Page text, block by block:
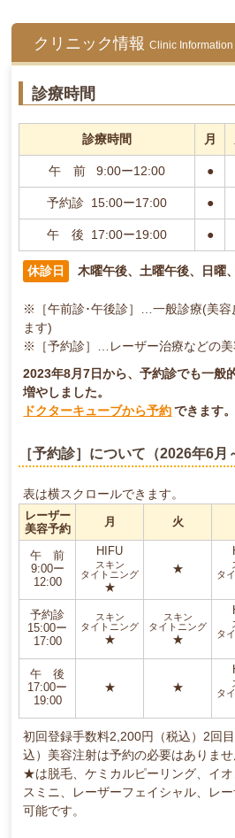
クリニック情報Clinic Information
診療時間
診療時間 月
午 前 9:00ー12:00 ●
予約診 15:00ー17:00 ●
午 後 17:00ー19:00 ●
休診日 木曜午後、土曜午後、日曜
※［午前診･午後診］…一般診療(美容
ます)
※［予約診］…レーザー治療などの美
2023年8月7日から、予約診でも一般
増やしました。
ドクターキューブから予約できます。
［予約診］について（2026年6月
表は横スクロールできます。
レーザー
美容予約
月 火
午 前
9:00ー
12:00
HIFU
スキン
タイトニング
★
★
タ
予約診
15:00ー
17:00
スキン
タイトニング
★
スキン
タイトニング
★
タ
午 後
17:00ー
19:00
★ ★
タ
初回登録手数料2,200円（税込）2回
込）美容注射は予約の必要はありませ
★は脱毛、ケミカルピーリング、イ
スミニ、レーザーフェイシャル、レ
可能です。